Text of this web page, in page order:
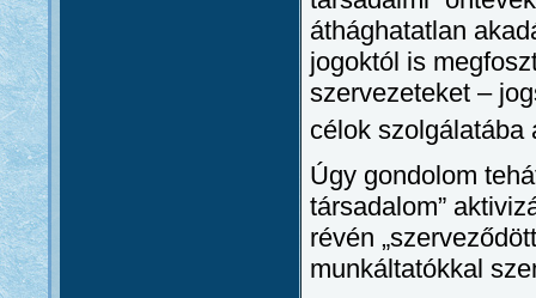
áthághatatlan
jogoktól is
szervezeteket –
célok szolgálatába
Úgy gondolom
társadalom”
révén
munkáltatókkal